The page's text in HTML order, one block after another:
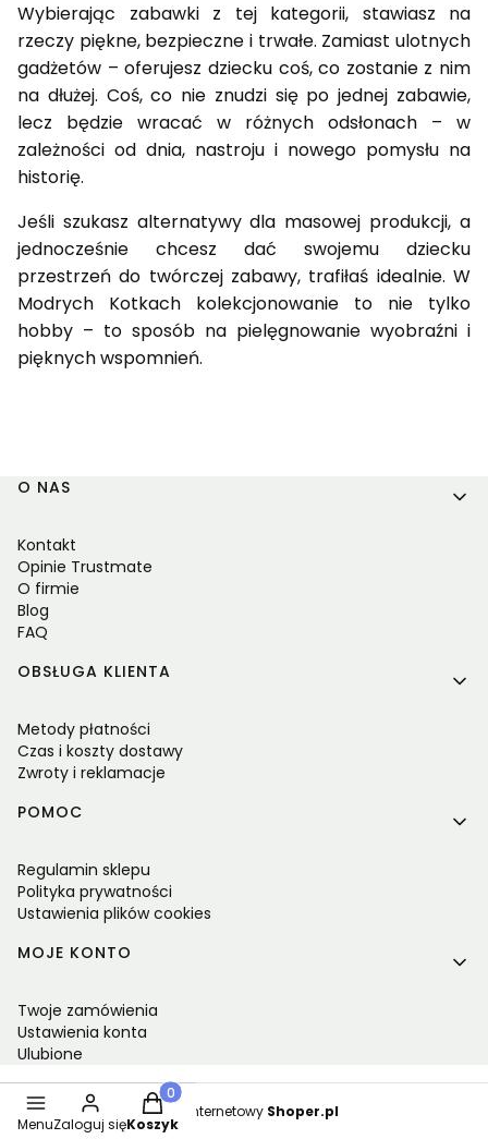
Wybierając zabawki z tej kategorii, stawiasz na
rzeczy piękne, bezpieczne i trwałe. Zamiast ulotnych
gadżetów – oferujesz dziecku coś, co zostanie z nim
na dłużej. Coś, co nie znudzi się po jednej zabawie,
lecz będzie wracać w różnych odsłonach – w
zależności od dnia, nastroju i nowego pomysłu na
historię.
Jeśli szukasz alternatywy dla masowej produkcji, a
jednocześnie chcesz dać swojemu dziecku
przestrzeń do twórczej zabawy, trafiłaś idealnie. W
Modrych Kotkach kolekcjonowanie to nie tylko
hobby – to sposób na pielęgnowanie wyobraźni i
pięknych wspomnień.
Linki w stopce
O NAS
Kontakt
Opinie Trustmate
O firmie
Blog
FAQ
OBSŁUGA KLIENTA
Metody płatności
Czas i koszty dostawy
Zwroty i reklamacje
POMOC
Regulamin sklepu
Polityka prywatności
Ustawienia plików cookies
MOJE KONTO
Twoje zamówienia
Ustawienia konta
Ulubione
Sklep internetowy Shoper.pl
MenuZaloguj się
Produkty w koszyku: 0. Zobacz szczegóły
Koszyk